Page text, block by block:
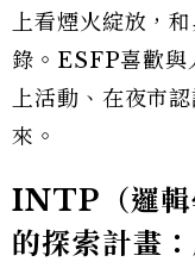
上看煙火綻放，
錄。ESFP喜歡與
上活動、在夜市
來。
INTP（邏輯
的探索計畫